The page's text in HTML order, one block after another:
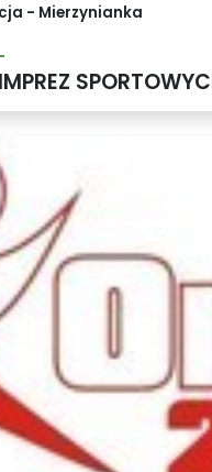
- Mierzynianka